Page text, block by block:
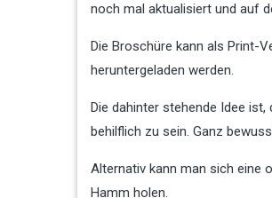
noch mal aktualisiert und auf
Die Broschüre kann als Print-
heruntergeladen werden.
Die dahinter stehende Idee
behilflich zu sein. Ganz
Alternativ kann man sich eine
Hamm holen.